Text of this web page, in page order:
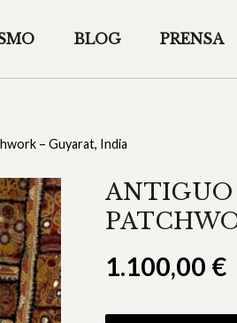
BLOG PRENSA
– Guyarat, India
1.100,00 €